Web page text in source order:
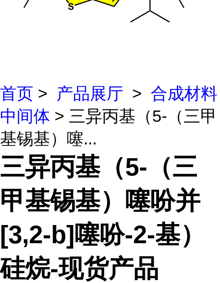
首页 > 产品展厅 > 合成材料
中间体 > 三异丙基（5-（三甲
基锡基）噻...
三异丙基（5-（三
甲基锡基）噻吩并
[3,2-b]噻吩-2-基）
硅烷-现货产品